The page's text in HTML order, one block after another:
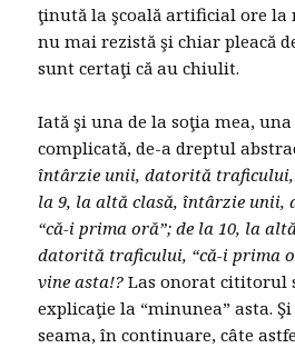
ţinută la şcoală artificial ore la
nu mai rezistă şi chiar pleacă
sunt certaţi că au chiulit.
Iată şi una de la soţia mea,
complicată, de-a dreptul
întârzie unii, datorită traficului,
la 9, la altă clasă, întârzie
“că-i prima oră”; de la 10, la
datorită traficului, “că-i prima
vine asta!? Las onorat cititorul
explicaţie la “minunea” asta.
seama, în continuare, câte